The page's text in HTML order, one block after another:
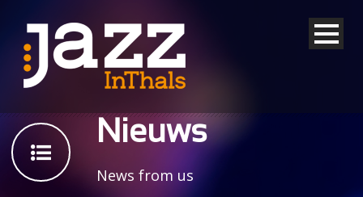
Nieuws
News from us